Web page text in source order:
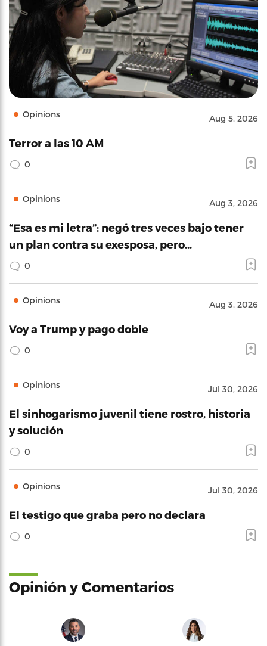
Opinions Aug 5, 2026
Terror a las 10 AM
0
Opinions Aug 3, 2026
“Esa es mi letra”: negó tres veces bajo tener
un plan contra su exesposa, pero…
0
Opinions Aug 3, 2026
Voy a Trump y pago doble
0
Opinions Jul 30, 2026
El sinhogarismo juvenil tiene rostro, historia
y solución
0
Opinions Jul 30, 2026
El testigo que graba pero no declara
0
Opinión y Comentarios